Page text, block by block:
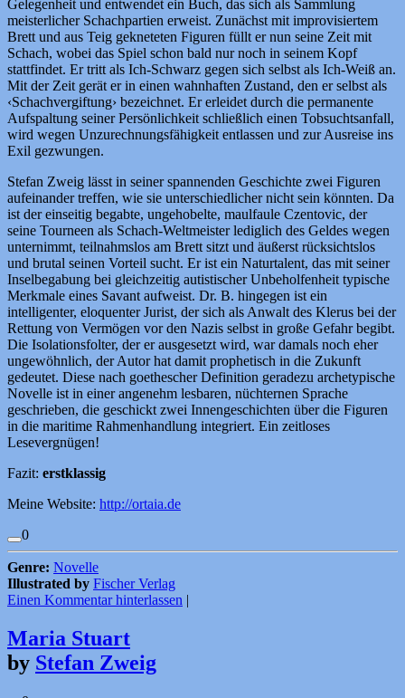
Gelegenheit und entwendet ein Buch, das sich als Sammlung
meisterlicher Schachpartien erweist. Zunächst mit improvisiertem
Brett und aus Teig gekneteten Figuren füllt er nun seine Zeit mit
Schach, wobei das Spiel schon bald nur noch in seinem Kopf
stattfindet. Er tritt als Ich-Schwarz gegen sich selbst als Ich-Weiß an.
Mit der Zeit gerät er in einen wahnhaften Zustand, den er selbst als
‹Schachvergiftung› bezeichnet. Er erleidet durch die permanente
Aufspaltung seiner Persönlichkeit schließlich einen Tobsuchtsanfall,
wird wegen Unzurechnungsfähigkeit entlassen und zur Ausreise ins
Exil gezwungen.
Stefan Zweig lässt in seiner spannenden Geschichte zwei Figuren
aufeinander treffen, wie sie unterschiedlicher nicht sein könnten. Da
ist der einseitig begabte, ungehobelte, maulfaule Czentovic, der
seine Tourneen als Schach-Weltmeister lediglich des Geldes wegen
unternimmt, teilnahmslos am Brett sitzt und äußerst rücksichtslos
und brutal seinen Vorteil sucht. Er ist ein Naturtalent, das mit seiner
Inselbegabung bei gleichzeitig autistischer Unbeholfenheit typische
Merkmale eines Savant aufweist. Dr. B. hingegen ist ein
intelligenter, eloquenter Jurist, der sich als Anwalt des Klerus bei der
Rettung von Vermögen vor den Nazis selbst in große Gefahr begibt.
Die Isolationsfolter, der er ausgesetzt wird, war damals noch eher
ungewöhnlich, der Autor hat damit prophetisch in die Zukunft
gedeutet. Diese nach goethescher Definition geradezu archetypische
Novelle ist in einer angenehm lesbaren, nüchternen Sprache
geschrieben, die geschickt zwei Innengeschichten über die Figuren
in die maritime Rahmenhandlung integriert. Ein zeitloses
Lesevergnügen!
Fazit: erstklassig
Meine Website: http://ortaia.de
0
Genre: Novelle
Illustrated by Fischer Verlag
Einen Kommentar hinterlassen |
Maria Stuart
by Stefan Zweig